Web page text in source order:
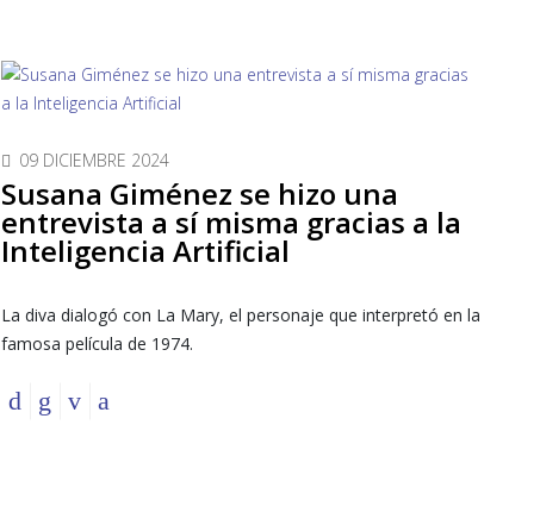
09 DICIEMBRE 2024
Susana Giménez se hizo una
entrevista a sí misma gracias a la
Inteligencia Artificial
La diva dialogó con La Mary, el personaje que interpretó en la
famosa película de 1974.